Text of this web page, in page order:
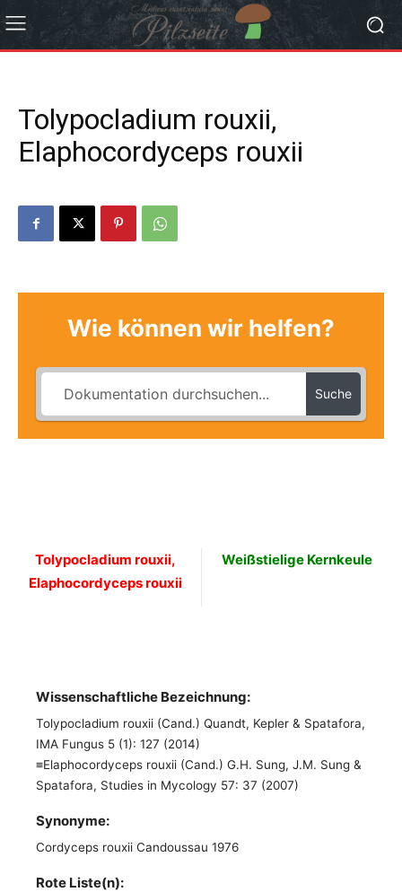
Tolypocladium rouxii,
Elaphocordyceps rouxii
Wie können wir helfen?
Suche
Tolypocladium rouxii,
Elaphocordyceps rouxii
Weißstielige Kernkeule
Wissenschaftliche Bezeichnung:
Tolypocladium rouxii (Cand.) Quandt, Kepler & Spatafora,
IMA Fungus 5 (1): 127 (2014)
≡Elaphocordyceps rouxii (Cand.) G.H. Sung, J.M. Sung &
Spatafora, Studies in Mycology 57: 37 (2007)
Synonyme:
Cordyceps rouxii Candoussau 1976
Rote Liste(n):